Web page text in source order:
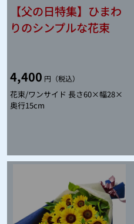
【父の日特集】ひまわ
りのシンプルな花束
4,400 円（税込）
花束/ワンサイド 長さ60×幅28×
奥行15cm